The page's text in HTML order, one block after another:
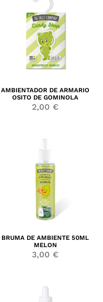
AMBIENTADOR DE ARMARIO
OSITO DE GOMINOLA
2,00 €
BRUMA DE AMBIENTE 50ML
MELON
3,00 €